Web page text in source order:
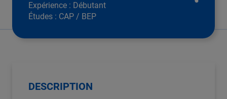
Expérience : Débutant
Études : CAP / BEP
DESCRIPTION